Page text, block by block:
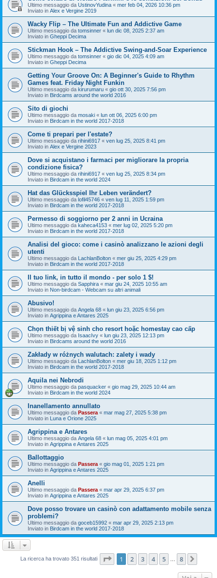
Ultimo messaggio da UstinovYudina « mer feb 04, 2026 10:36 pm
Inviato in Alex e Vergine 2019
Wacky Flip – The Ultimate Fun and Addictive Game
Ultimo messaggio da tomsinner « lun dic 08, 2025 2:37 am
Inviato in Gheppi Decima
Stickman Hook – The Addictive Swing-and-Soar Experience
Ultimo messaggio da tomsinner « gio dic 04, 2025 4:09 am
Inviato in Gheppi Decima
Getting Your Groove On: A Beginner's Guide to Rhythm
Games feat. Friday Night Funkin
Ultimo messaggio da kirurumaru « gio ott 30, 2025 7:56 pm
Inviato in Birdcams around the world 2016
Sito di giochi
Ultimo messaggio da mosaki « lun ott 06, 2025 6:00 pm
Inviato in Birdcam in the world 2017-2018
Come ti prepari per l'estate?
Ultimo messaggio da rihini6917 « ven lug 25, 2025 8:41 pm
Inviato in Alex e Vergine 2023
Dove si acquistano i farmaci per migliorare la propria
condizione fisica?
Ultimo messaggio da rihini6917 « ven lug 25, 2025 8:34 pm
Inviato in Birdcam in the world 2024
Hat das Glücksspiel Ihr Leben verändert?
Ultimo messaggio da lofil45746 « ven lug 11, 2025 1:59 pm
Inviato in Birdcam in the world 2017-2018
Permesso di soggiorno per 2 anni in Ucraina
Ultimo messaggio da kaheca4153 « mer lug 02, 2025 5:20 pm
Inviato in Birdcam in the world 2017-2018
Analisi del gioco: come i casinò analizzano le azioni degli
utenti
Ultimo messaggio da LachlanBolton « mer giu 25, 2025 4:29 pm
Inviato in Birdcam in the world 2017-2018
Il tuo link, in tutto il mondo - per solo 1 $!
Ultimo messaggio da Sapphira « mar giu 24, 2025 10:55 am
Inviato in Non-birdcam - Webcam su altri animali
Abusivo!
Ultimo messaggio da Angela 68 « lun giu 23, 2025 6:56 pm
Inviato in Agrippina e Antares 2025
Chọn thiết bị vệ sinh cho resort hoặc homestay cao cấp
Ultimo messaggio da IsaacIvy « lun giu 23, 2025 12:13 pm
Inviato in Birdcams around the world 2016
Zakłady w różnych walutach: zalety i wady
Ultimo messaggio da LachlanBolton « mer giu 18, 2025 1:12 pm
Inviato in Birdcam in the world 2017-2018
Aquila nei Nebrodi
Ultimo messaggio da pasquacker « gio mag 29, 2025 10:44 am
Inviato in Birdcam in the world 2024
Inanellamento annullato
Ultimo messaggio da Passera « mar mag 27, 2025 5:38 pm
Inviato in Luna e Orione 2025
Agrippina e Antares
Ultimo messaggio da Angela 68 « lun mag 05, 2025 4:01 pm
Inviato in Agrippina e Antares 2025
Ballottaggio
Ultimo messaggio da Passera « gio mag 01, 2025 1:21 pm
Inviato in Agrippina e Antares 2025
Anelli
Ultimo messaggio da Passera « mar apr 29, 2025 6:37 pm
Inviato in Agrippina e Antares 2025
Dove posso trovare un casinò con adattamento mobile senza
problemi?
Ultimo messaggio da goceb15992 « mar apr 29, 2025 2:13 pm
Inviato in Birdcam in the world 2017-2018
La ricerca ha trovato 351 risultati Pagina di
1 2 3 4 5 8